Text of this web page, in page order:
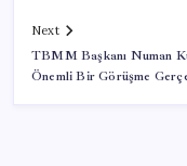
Next
TBMM Başkanı Numan
Önemli Bir Görüşme